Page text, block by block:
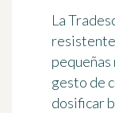
La
pequeñas
gesto de
dosificar